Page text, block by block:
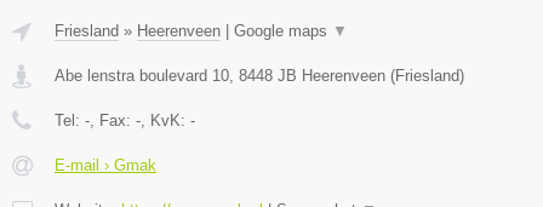
Friesland » Heerenveen Google maps ▼
Abe lenstra boulevard 10 8448 JB Heerenveen (Friesland)
Tel: - , Fax: - , KvK: -
E-mail › Gmak